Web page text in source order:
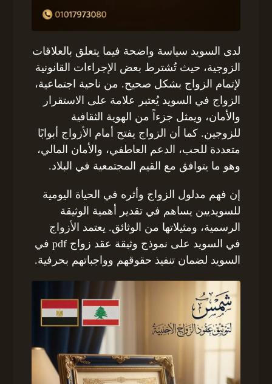
لدى السويد سياسة واضحة فيما يتعلق بالعلاقات
الزوجية، حيث تُشترط بعض الإجراءات القانونية
لإتمام الزواج بشكل صحيح. من ناحية اجتماعية،
الزواج في السويد يُعتبر علامة على الاستقرار
والأمان، ويمثل جزءاً من الهوية الثقافية
للزوجين. كما أن الزواج يفتح أمام الأزواج أبوابًا
متعددة للحب، الدعم العاطفي، والأمان المالي،
وهو ما يتوافق مع القيم المجتمعية في البلاد.
إن فهم مدلول الزواج وأثره في الحياة اليومية
للسويديين يساهم في تقدير أهمية الوثيقة
الرسمية، ومثيلاتها من الوثائق. يعتمد الأزواج
في السويد على نموذج وثيقة عقد زواج pdf في
السويد لضمان تنفيذ حقوقهم وواجباتهم بحرفية.